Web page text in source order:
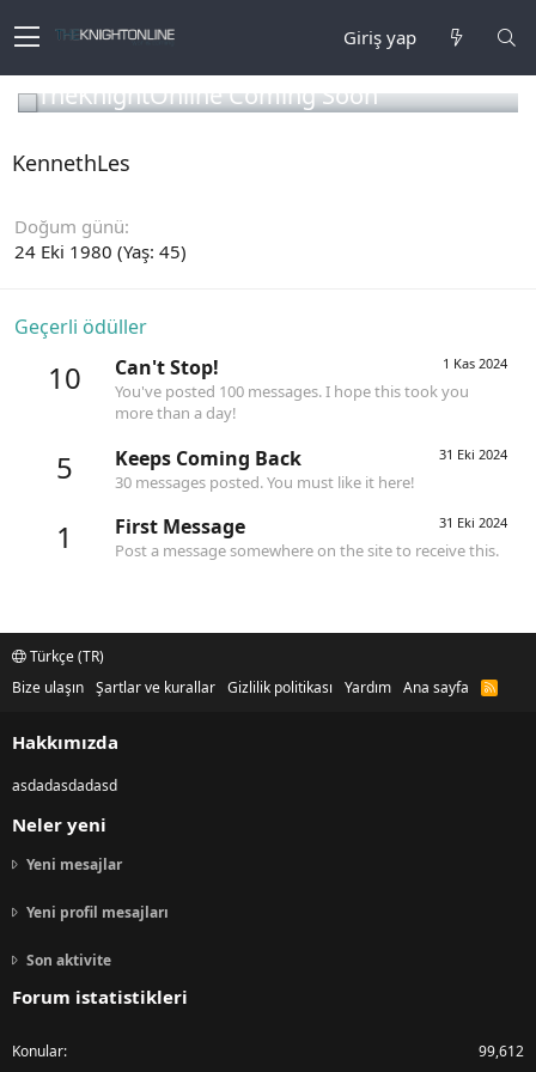
Giriş yap
TheKnightOnline Coming Soon
KennethLes
Doğum günü
24 Eki 1980 (Yaş: 45)
Geçerli ödüller
10 1 Kas 2024
Can't Stop!
You've posted 100 messages. I hope this took you
more than a day!
5 31 Eki 2024
Keeps Coming Back
30 messages posted. You must like it here!
1 31 Eki 2024
First Message
Post a message somewhere on the site to receive this.
Türkçe (TR)
Bize ulaşın Şartlar ve kurallar Gizlilik politikası Yardım Ana sayfa
R
Hakkımızda
asdadasdadasd
Neler yeni
Yeni mesajlar
Yeni profil mesajları
Son aktivite
Forum istatistikleri
Konular 99,612